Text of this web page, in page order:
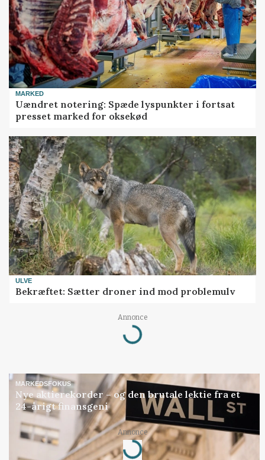
MARKED
Uændret notering: Spæde lyspunkter i fortsat
presset marked for oksekød
ULVE
Bekræftet: Sætter droner ind mod problemulv
Annonce
Loading...
MARKEDSFOKUS
Nye aktierekorder – og den brutale lektie fra et
24-årigt finansgeni
Annonce
Loading...